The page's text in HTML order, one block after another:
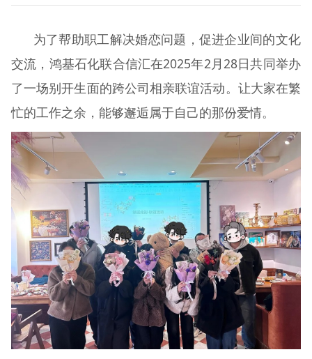
为了帮助职工解决婚恋问题，促进企业间的文化
交流，鸿基石化联合信汇在2025年2月28日共同举办
了一场别开生面的跨公司相亲联谊活动。让大家在繁
忙的工作之余，能够邂逅属于自己的那份爱情。